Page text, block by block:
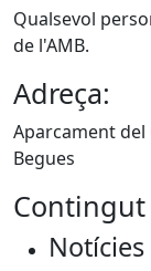
Qualsevol
de l'AMB.
Adreça:
Aparcament del
Begues
Notícies